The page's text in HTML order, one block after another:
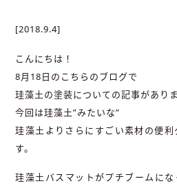
[2018.9.4]
こんにちは！
8月18日のこちらのブログで
珪藻土の塗装についての記事があり
今回は珪藻土”みたいな”
珪藻土よりさらにすごい素材の便
す。
珪藻土バスマットがプチブームに